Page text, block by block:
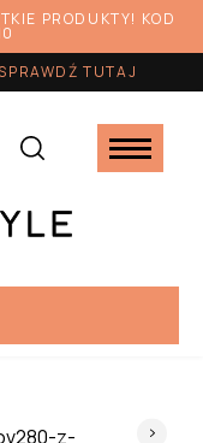
PRODUKTY! KOD
TUTAJ